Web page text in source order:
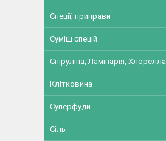
Спеції, приправи
Суміш спецій
Спіруліна, Ламінарія, Хлорелла
Клітковина
Суперфуди
Сіль